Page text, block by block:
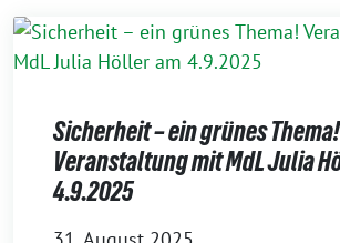
Sicherheit – ein grünes Thema!
Veranstaltung mit MdL Julia
4.9.2025